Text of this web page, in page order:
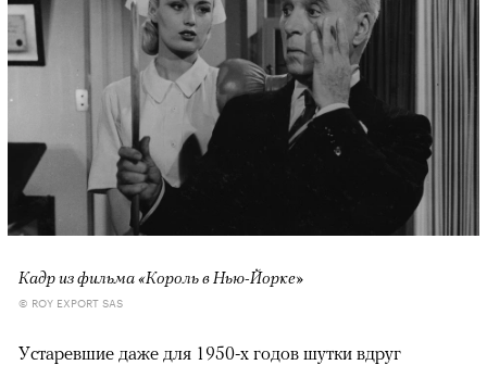
Кадр из фильма «Король в Нью-Йорке»
© ROY EXPORT SAS
Устаревшие даже для 1950-х годов шутки вдруг